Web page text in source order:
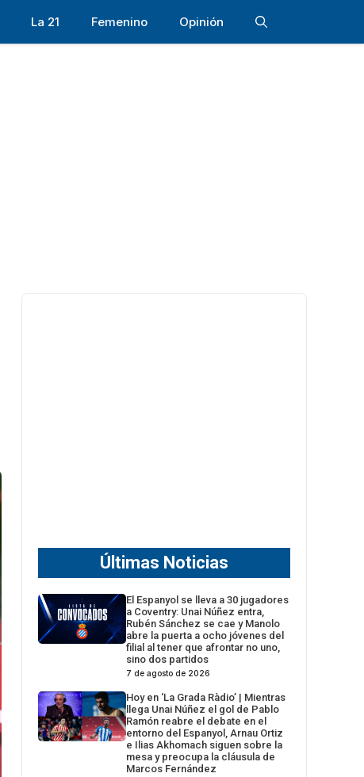
La 21 Femenino Opinión
Últimas Noticias
El Espanyol se lleva a 30 jugadores
a Coventry: Unai Núñez entra,
Rubén Sánchez se cae y Manolo
abre la puerta a ocho jóvenes del
filial al tener que afrontar no uno,
sino dos partidos
7 de agosto de 2026
Hoy en ‘La Grada Ràdio’ | Mientras
llega Unai Núñez el gol de Pablo
Ramón reabre el debate en el
entorno del Espanyol, Arnau Ortiz
e Ilias Akhomach siguen sobre la
mesa y preocupa la cláusula de
Marcos Fernández